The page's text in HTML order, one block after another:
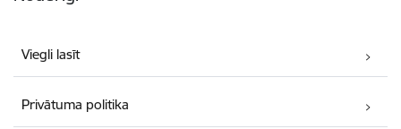
Viegli lasīt
Privātuma politika